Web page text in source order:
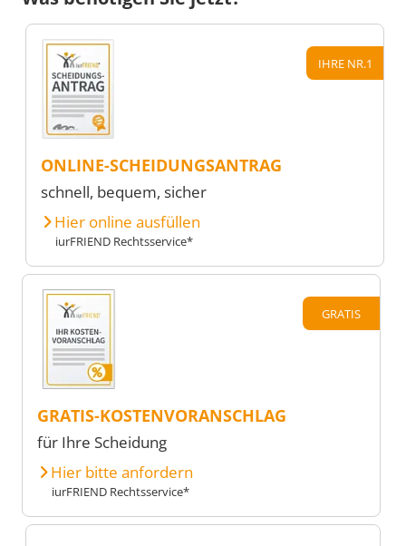
IHRE NR.1
ONLINE-SCHEIDUNGSANTRAG
schnell, bequem, sicher
Hier online ausfüllen
iurFRIEND Rechtsservice*
GRATIS
GRATIS-KOSTENVORANSCHLAG
für Ihre Scheidung
Hier bitte anfordern
iurFRIEND Rechtsservice*